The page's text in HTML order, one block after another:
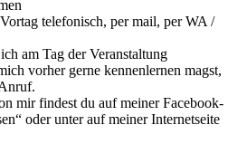
telefonisch, per mail, per WA /
am Tag der Veranstaltung
vorher gerne kennenlernen magst,
mir findest du auf meiner Facebook-
oder unter auf meiner Internetseite